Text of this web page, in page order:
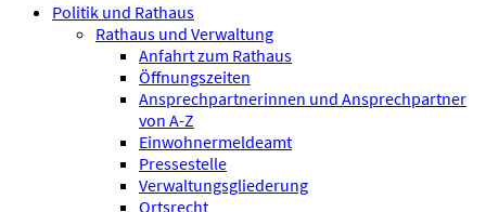
Politik und Rathaus
Rathaus und Verwaltung
Anfahrt zum Rathaus
Öffnungszeiten
Ansprechpartnerinnen und Ansprechpartner
von A-Z
Einwohnermeldeamt
Pressestelle
Verwaltungsgliederung
Ortsrecht